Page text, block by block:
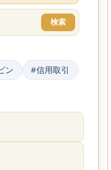
検索
ン #信用取引